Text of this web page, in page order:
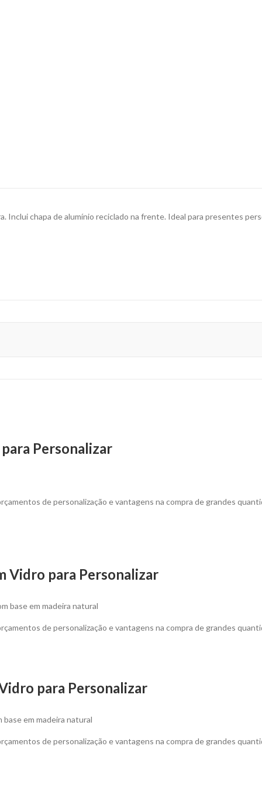
Inclui chapa de alumínio reciclado na frente. Ideal para presentes
Personalizar
de personalização e vantagens na compra de grandes
Vidro para Personalizar
base em madeira natural
de personalização e vantagens na compra de grandes
para Personalizar
em madeira natural
de personalização e vantagens na compra de grandes